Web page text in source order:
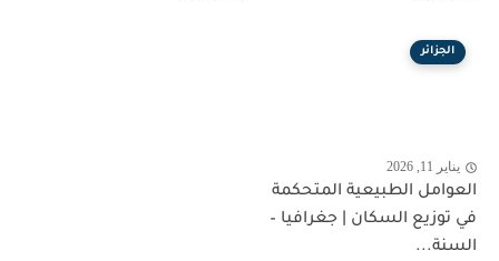
الجزائر
يناير 11, 2026
العوامل الطبيعية المتحكمة
في توزيع السكان | جغرافيا –
السنة...